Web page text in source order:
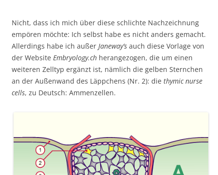
Nicht, dass ich mich über diese schlichte Nachzeichnung
empören möchte: Ich selbst habe es nicht anders gemacht.
Allerdings habe ich außer Janeway’s auch diese Vorlage von
der Website Embryology.ch herangezogen, die um einen
weiteren Zelltyp ergänzt ist, nämlich die gelben Sternchen
an der Außenwand des Läppchens (Nr. 2): die thymic nurse
cells, zu Deutsch: Ammenzellen.